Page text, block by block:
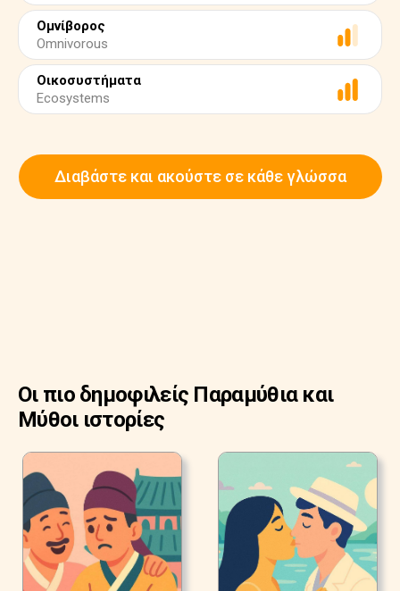
Ομνίβορος
Omnivorous
Οικοσυστήματα
Ecosystems
Διαβάστε και ακούστε σε κάθε γλώσσα
Οι πιο δημοφιλείς Παραμύθια και
Μύθοι ιστορίες